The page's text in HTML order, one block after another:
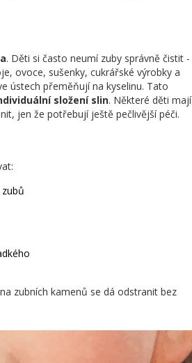
. Děti si často neumí zuby správně čistit -
ovoce, sušenky, cukrářské výrobky a
ústech přeměňují na kyselinu. Tato
složení slin. Některé děti mají
jen že potřebují ještě pečlivější péči.
zubních kamenů se dá odstranit bez